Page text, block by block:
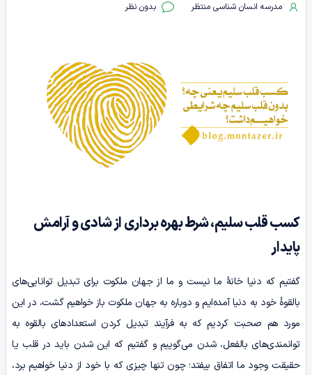
مدرسه انسان شناسی منتظر بدون نظر
کسب قلب سلیم، شرط بهره برداری از شادی و آرامش
پایدار
گفتیم که دنیا خانۀ ما نیست و ما از جهان ملکوت برای تبدیل توانایی‌های
بالقوۀ خود به دنیا آمده‌ایم و دوباره به جهان ملکوت باز خواهیم گشت، در این
مورد هم صحبت کردیم که به فرآیند تبدیل کردن استعداد‌های بالقوه به
توانمندی‌های بالفعل، شدن می‌گوییم و گفتیم که این شدن باید در قلب یا
حقیقت وجود ما اتفاق بیفتد؛ چون تنها چیزی که با خود از دنیا خواهیم برد،